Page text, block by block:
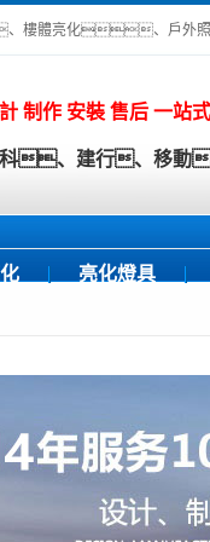
、樓體亮化、戶外照
制作 安裝 售后 一站
、建行、移動
亮化燈具